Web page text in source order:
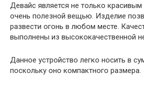
Девайс является не только красивым
очень полезной вещью. Изделие
развести огонь в любом месте.
выполнены из высококачественной
Данное устройство легко носить в
поскольку оно компактного размера.